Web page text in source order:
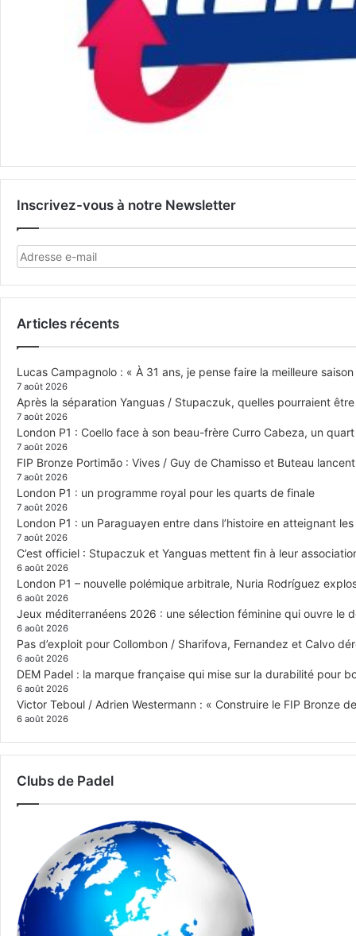
Inscrivez-vous à notre Newsletter
Articles récents
Lucas Campagnolo : « À 31 ans, je pense faire la meilleure
7 août 2026
Après la séparation Yanguas / Stupaczuk, quelles pourraient
7 août 2026
London P1 : Coello face à son beau-frère Curro Cabeza, un
7 août 2026
FIP Bronze Portimão : Vives / Guy de Chamisso et Buteau
7 août 2026
London P1 : un programme royal pour les quarts de finale
7 août 2026
London P1 : un Paraguayen entre dans l’histoire en atteignant
7 août 2026
C’est officiel : Stupaczuk et Yanguas mettent fin à leur
6 août 2026
London P1 – nouvelle polémique arbitrale, Nuria Rodríguez
6 août 2026
Jeux méditerranéens 2026 : une sélection féminine qui ouvre le
6 août 2026
Pas d’exploit pour Collombon / Sharifova, Fernandez et Calvo
6 août 2026
DEM Padel : la marque française qui mise sur la durabilité pour
6 août 2026
Victor Teboul / Adrien Westermann : « Construire le FIP Bronze
6 août 2026
Clubs de Padel